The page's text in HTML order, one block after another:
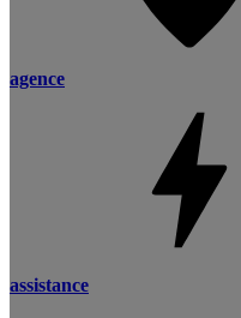
agence
assistance